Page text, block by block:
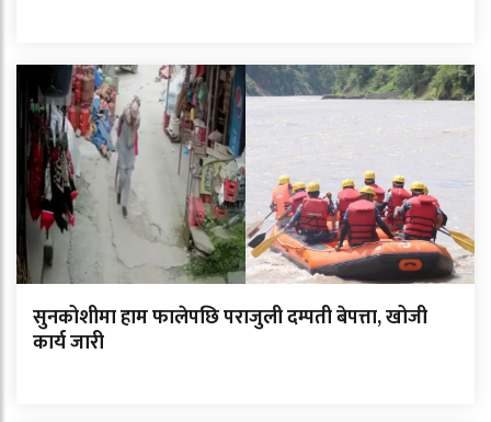
सुनकोशीमा हाम फालेपछि पराजुली दम्पती बेपत्ता, खोजी
कार्य जारी